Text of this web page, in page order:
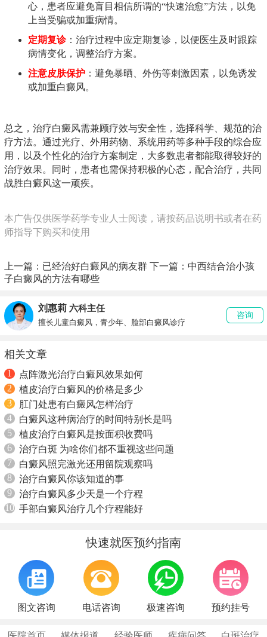
心，患者应避免盲目相信所谓的“快速治愈”方法，以免
上当受骗或加重病情。
定期复诊：治疗过程中应定期复诊，以便医生及时跟踪
病情变化，调整治疗方案。
注意皮肤保护 ：避免暴晒、外伤等刺激因素，以免诱发
或加重白癜风。
总之，治疗白癜风需兼顾疗效与安全性，选择科学、规范的治
疗方法。通过光疗、外用药物、系统用药等多种手段的综合应
用，以及个性化的治疗方案制定，大多数患者都能取得较好的
治疗效果。同时，患者也需保持积极的心态，配合治疗，共同
战胜白癜风这一顽疾。
本广告仅供医学药学专业人士阅读，请按药品说明书或者在药
师指导下购买和使用
上一篇： 已经治好白癜风的病友群 下一篇： 中西结合治小孩
子白癜风的方法有哪些
刘惠莉 六科主任
擅长儿童白癜风，青少年、脸部白癜风诊疗
咨询
相关文章
1
点阵激光治疗白癜风效果如何
2
植皮治疗白癜风的价格是多少
3
肛门处患有白癜风怎样治疗
4
白癜风这种病治疗的时间特别长是吗
5
植皮治疗白癜风是按面积收费吗
6
治疗白斑 为啥你们都不重视这些问题
7
白癜风照完激光还用留院观察吗
8
治疗白癜风你该知道的事
9
治疗白癜风多少天是一个疗程
10 手部白癜风治疗几个疗程能好
快速就医预约指南
图文咨询 电话咨询 极速咨询 预约挂号